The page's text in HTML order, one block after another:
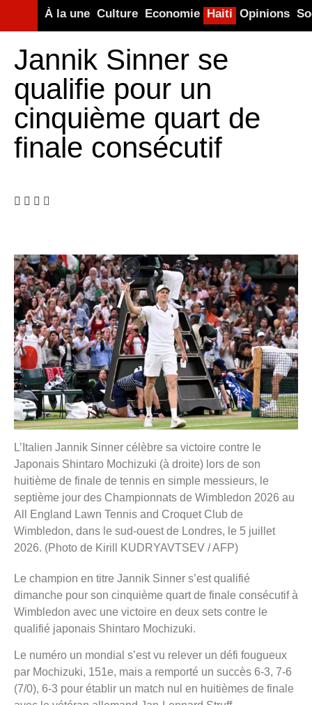
À la une Culture Economie Haiti Opinions
Jannik Sinner se
qualifie pour un
cinquième quart de
finale consécutif
L’Italien Jannik Sinner célèbre sa victoire contre le
Japonais Shintaro Mochizuki (à droite) lors de son
huitième de finale de tennis en simple messieurs, le
septième jour des Championnats de Wimbledon 2026 au
All England Lawn Tennis and Croquet Club de
Wimbledon, dans le sud-ouest de Londres, le 5 juillet
2026. (Photo de Kirill KUDRYAVTSEV / AFP)
Le champion en titre Jannik Sinner s’est qualifié
dimanche pour son cinquième quart de finale consécutif à
Wimbledon avec une victoire en deux sets contre le
qualifié japonais Shintaro Mochizuki.
Le numéro un mondial s’est vu relever un défi fougueux
par Mochizuki, 151e, mais a remporté un succès 6-3, 7-6
(7/0), 6-3 pour établir un match nul en huitièmes de finale